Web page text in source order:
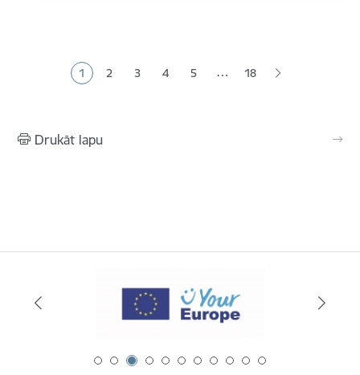
Pašreizējā lapa
1 Lapa
2 Lapa
3 Lapa
4 Lapa
5 … 18
Drukāt lapu